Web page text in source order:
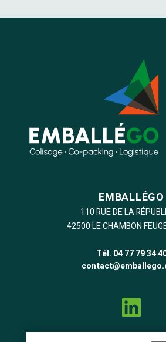
EMBALLÉGO
110 RUE DE LA
42500 LE CHAMBON
Tél. 04 77 79 34